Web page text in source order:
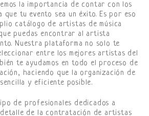
la importancia de contar con los
que tu evento sea un éxito. Es por eso
catálogo de artistas de música
puedas encontrar al artista
Nuestra plataforma no solo te
entre los mejores artistas del
te ayudamos en todo el proceso de
haciendo que la organización de
y eficiente posible.
de profesionales dedicados a
de la contratación de artistas